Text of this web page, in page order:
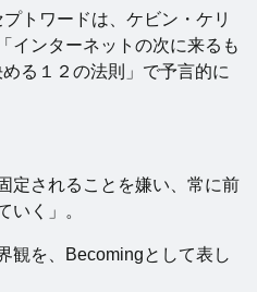
トワードは、ケビン・ケリ
インターネットの次に来るも
る１２の法則」で予言的に
定されることを嫌い、常に前
いく」。
観を、Becomingとして表し